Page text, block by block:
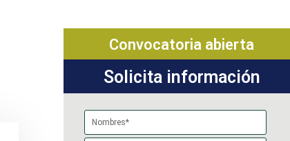
Convocatoria abierta
Solicita información